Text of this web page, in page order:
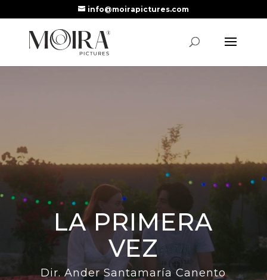
info@moirapictures.com
LA PRIMERA
VEZ
Dir. Ander Santamaría Canento